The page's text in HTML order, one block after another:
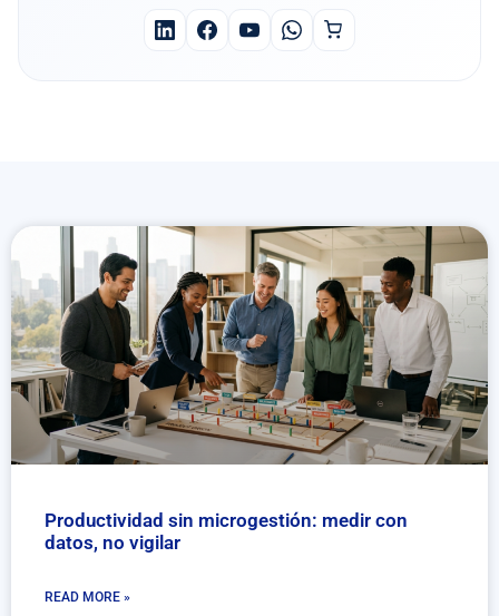
Productividad sin microgestión: medir con
datos, no vigilar
READ MORE »